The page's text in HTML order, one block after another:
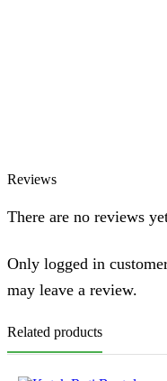
Reviews
There are no reviews
Only logged in
may leave a review.
Related products